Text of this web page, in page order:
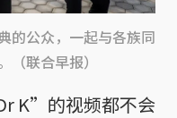
的公众，一起与各族同
联合早报）
K”的视频都不会